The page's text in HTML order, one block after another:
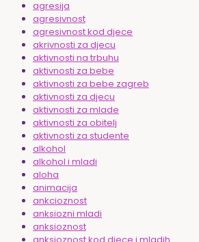
agresija
agresivnost
agresivnost kod djece
akrivnosti za djecu
aktivnosti na trbuhu
aktivnosti za bebe
aktivnosti za bebe zagreb
aktivnosti za djecu
aktivnosti za mlade
aktivnosti za obitelj
aktivnosti za studente
alkohol
alkohol i mladi
aloha
animacija
ankcioznost
anksiozni mladi
anksioznost